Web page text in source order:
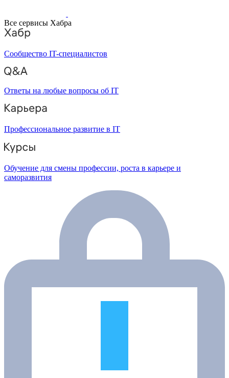
Все сервисы Хабра
Сообщество IT-специалистов
Ответы на любые вопросы об IT
Профессиональное развитие в IT
Обучение для смены профессии, роста в карьере и
саморазвития